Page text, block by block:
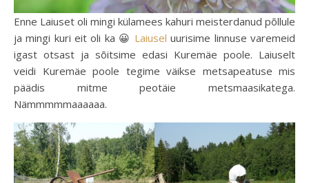
Enne Laiuset oli mingi külamees kahuri meisterdanud põllule
ja mingi kuri eit oli ka 😀 Laiusel uurisime linnuse varemeid
igast otsast ja sõitsime edasi Kuremäe poole. Laiuselt
veidi Kuremäe poole tegime väikse metsapeatuse mis
päädis mitme peotäie metsmaasikatega.
Nämmmmmaaaaaa.